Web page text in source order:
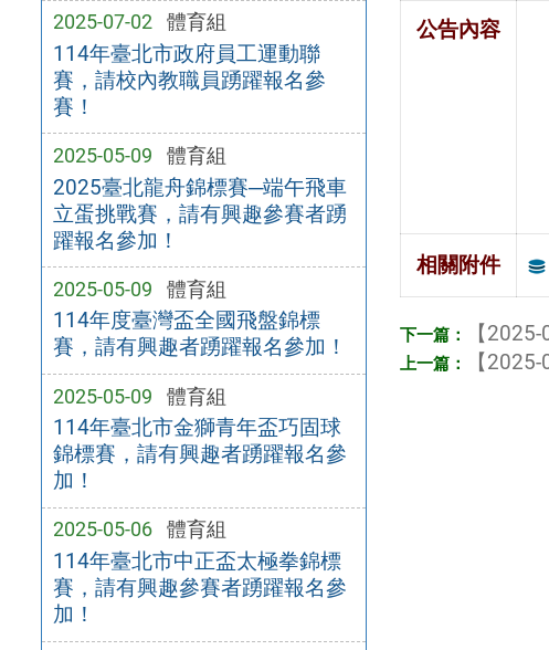
2025-07-02 體育組
114年臺北市政府員工運動聯
賽，請校內教職員踴躍報名參
賽！
2025-05-09 體育組
2025臺北龍舟錦標賽─端午飛車
立蛋挑戰賽，請有興趣參賽者踴
躍報名參加！
2025-05-09 體育組
114年度臺灣盃全國飛盤錦標
賽，請有興趣者踴躍報名參加！
2025-05-09 體育組
114年臺北市金獅青年盃巧固球
錦標賽，請有興趣者踴躍報名參
加！
2025-05-06 體育組
114年臺北市中正盃太極拳錦標
賽，請有興趣參賽者踴躍報名參
加！
公告內容
相關附件
【2025-
【2025-